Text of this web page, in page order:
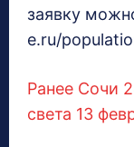
заявку
e.ru/
Ранее Сочи
света 13